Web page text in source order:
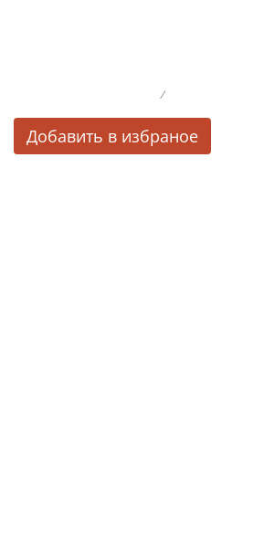
/
Добавить в избраное